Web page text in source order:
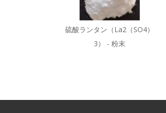
硫酸ランタン（La2（SO4）
3） - 粉末